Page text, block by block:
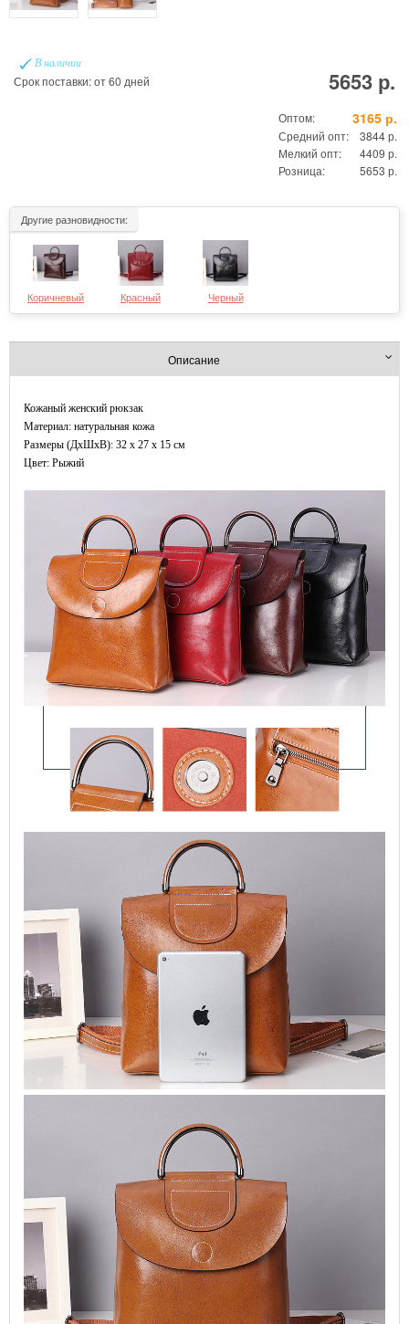
В наличии
Срок поставки: от 60 дней 5653 р.
Оптом: 3165 р.
Средний опт:
3844 р.
Мелкий опт:
4409 р.
Розница:
5653 р.
Другие разновидности:
Коричневый Красный Черный
Описание
Кожаный женский рюкзак
Материал: натуральная кожа
Размеры (ДxШхВ): 32 x 27 x 15 см
Цвет: Рыжий